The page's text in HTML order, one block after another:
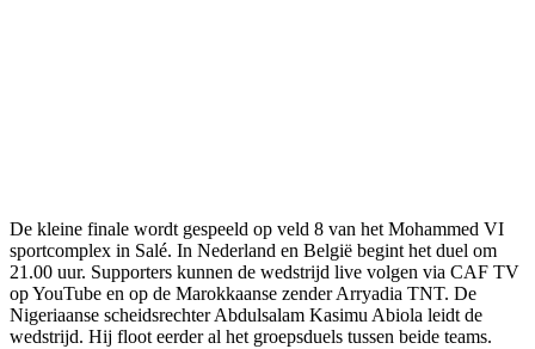
De kleine finale wordt gespeeld op veld 8 van het Mohammed VI
sportcomplex in Salé. In Nederland en België begint het duel om
21.00 uur. Supporters kunnen de wedstrijd live volgen via CAF TV
op YouTube en op de Marokkaanse zender Arryadia TNT. De
Nigeriaanse scheidsrechter Abdulsalam Kasimu Abiola leidt de
wedstrijd. Hij floot eerder al het groepsduels tussen beide teams.